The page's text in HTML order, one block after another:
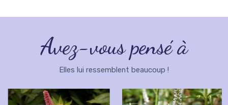
Avez-vous pensé à
Elles lui ressemblent beaucoup !